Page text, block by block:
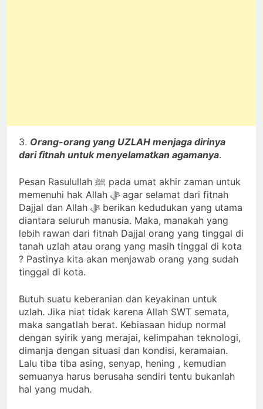
3. Orang-orang yang UZLAH menjaga dirinya
dari fitnah untuk menyelamatkan agamanya.
Pesan Rasulullah ﷺ pada umat akhir zaman untuk
memenuhi hak Allah ﷻ agar selamat dari fitnah
Dajjal dan Allah ﷻ berikan kedudukan yang utama
diantara seluruh manusia. Maka, manakah yang
lebih rawan dari fitnah Dajjal orang yang tinggal di
tanah uzlah atau orang yang masih tinggal di kota
? Pastinya kita akan menjawab orang yang sudah
tinggal di kota.
Butuh suatu keberanian dan keyakinan untuk
uzlah. Jika niat tidak karena Allah SWT semata,
maka sangatlah berat. Kebiasaan hidup normal
dengan syirik yang merajai, kelimpahan teknologi,
dimanja dengan situasi dan kondisi, keramaian.
Lalu tiba tiba asing, senyap, hening , kemudian
semuanya harus berusaha sendiri tentu bukanlah
hal yang mudah.